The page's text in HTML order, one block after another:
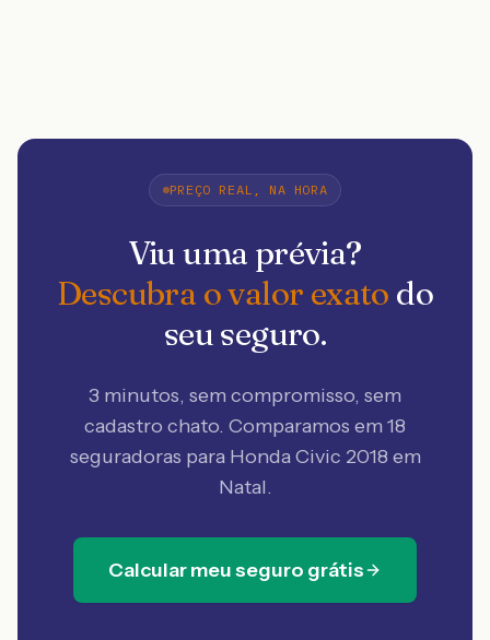
PREÇO REAL, NA HORA
Viu uma prévia?
Descubra o valor exato do
seu seguro.
3 minutos, sem compromisso, sem
cadastro chato. Comparamos em 18
seguradoras para Honda Civic 2018 em
Natal.
Calcular meu seguro grátis